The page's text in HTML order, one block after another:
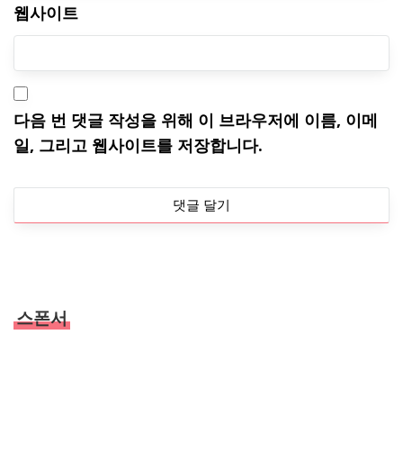
웹사이트
다음 번 댓글 작성을 위해 이 브라우저에 이름, 이메
일, 그리고 웹사이트를 저장합니다.
스폰서